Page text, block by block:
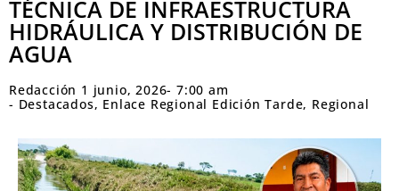
TÉCNICA DE INFRAESTRUCTURA
HIDRÁULICA Y DISTRIBUCIÓN DE
AGUA
Redacción 1 junio, 2026- 7:00 am
- Destacados, Enlace Regional Edición Tarde, Regional